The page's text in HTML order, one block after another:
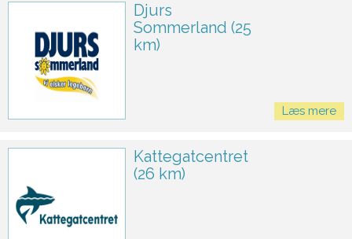
Djurs
Sommerland (25
km)
Læs mere
Kattegatcentret
(26 km)